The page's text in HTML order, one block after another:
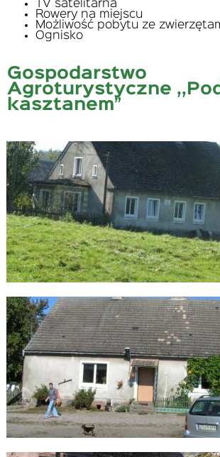
TV satelitarna
Rowery na miejscu
Możliwość pobytu ze
Ognisko
Gospodarstwo
Agroturystyczne ,,Pod
kasztanem”